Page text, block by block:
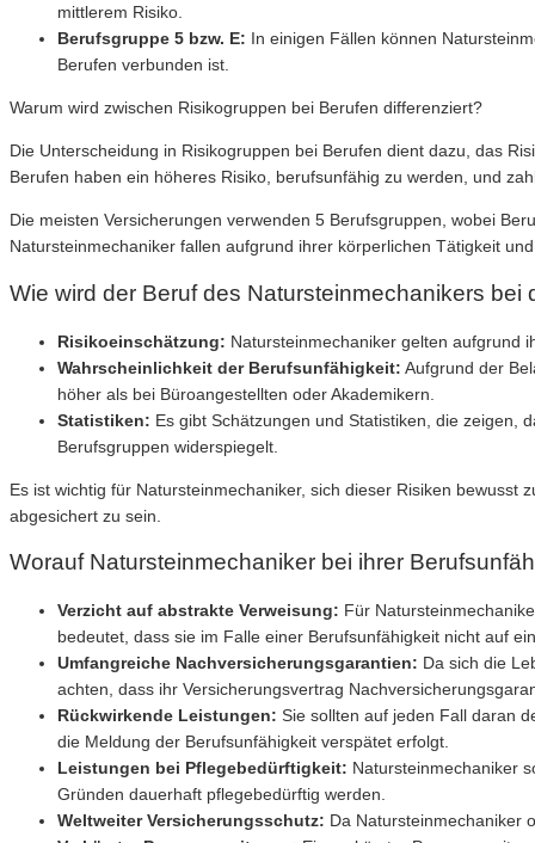
mittlerem Risiko.
Berufsgruppe 5 bzw. E: In einigen Fällen können
Berufen verbunden ist.
Warum wird zwischen Risikogruppen bei Berufen differenziert?
Die Unterscheidung in Risikogruppen bei Berufen dient dazu, das
Berufen haben ein höheres Risiko, berufsunfähig zu werden, und
Die meisten Versicherungen verwenden 5 Berufsgruppen, wobei
Natursteinmechaniker fallen aufgrund ihrer körperlichen Tätigkeit
Wie wird der Beruf des Natursteinmechanikers
Risikoeinschätzung: Natursteinmechaniker gelten aufgrund
Wahrscheinlichkeit der Berufsunfähigkeit: Aufgrund der
höher als bei Büroangestellten oder Akademikern.
Statistiken: Es gibt Schätzungen und Statistiken, die zeigen,
Berufsgruppen widerspiegelt.
Es ist wichtig für Natursteinmechaniker, sich dieser Risiken
abgesichert zu sein.
Worauf Natursteinmechaniker bei ihrer
Verzicht auf abstrakte Verweisung: Für
bedeutet, dass sie im Falle einer Berufsunfähigkeit nicht auf
Umfangreiche Nachversicherungsgarantien: Da sich die
achten, dass ihr Versicherungsvertrag
Rückwirkende Leistungen: Sie sollten auf jeden Fall daran
die Meldung der Berufsunfähigkeit verspätet erfolgt.
Leistungen bei Pflegebedürftigkeit: Natursteinmechaniker
Gründen dauerhaft pflegebedürftig werden.
Weltweiter Versicherungsschutz: Da Natursteinmechaniker